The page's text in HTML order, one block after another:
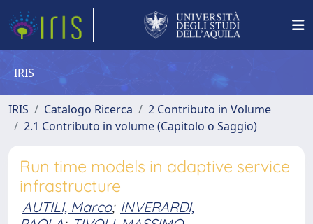
IRIS
IRIS Catalogo Ricerca
2 Contributo in Volume
2.1 Contributo in volume (Capitolo o Saggio)
Run time models in adaptive service
infrastructure
AUTILI, Marco; INVERARDI,